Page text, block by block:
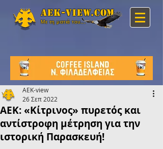
Aek-view.com
Με τη ματιά του...
ΑΕΚ: «Κίτρινος» πυρετός και
αντίστροφη μέτρηση για την
ιστορική Παρασκευή!
AEK-view
26 Σεπ 2022